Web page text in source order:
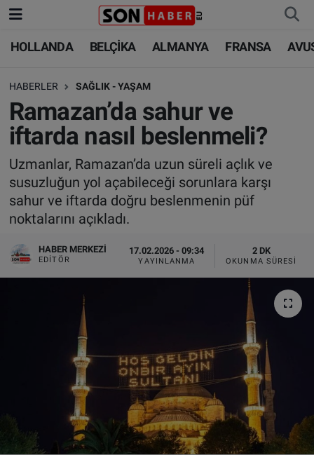
HOLLANDA BELÇİKA ALMANYA FRANSA
HABERLER SAĞLIK - YAŞAM
Ramazan’da sahur ve
iftarda nasıl beslenmeli?
Uzmanlar, Ramazan’da uzun süreli açlık ve
susuzluğun yol açabileceği sorunlara karşı
sahur ve iftarda doğru beslenmenin püf
noktalarını açıkladı.
HABER MERKEZI
EDITÖR
17.02.2026 - 09:34
YAYINLANMA
2 DK
OKUNMA SÜRESI
HOLLANDA
BELÇİKA
ALMANYA
FRANSA
AVUSTURYA
BİLİM-TEKNOLOJİ
HOLLANDA
BELÇİKA
ALMANYA
TÜRKİYE
DÜNYA
FOTO GALERİ
VIDEO GALERİ
ALGEMENE VOORWAARDEN
CONTACT
Çerez Politikası
Nöbetçi Eczaneler
Hava Durumu
Trafik Durumu
Süper Lig Puan Durumu ve Fikstür
Tüm Manşetler